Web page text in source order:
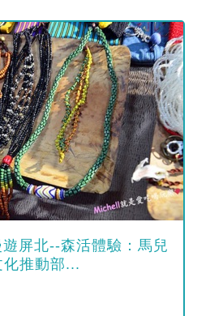
屏北--森活體驗：馬兒
推動部...